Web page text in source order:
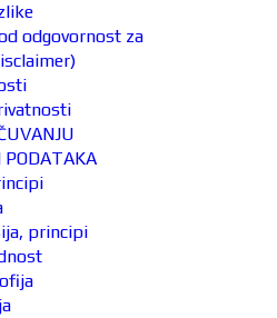
odgovornost za
PODATAKA
principi